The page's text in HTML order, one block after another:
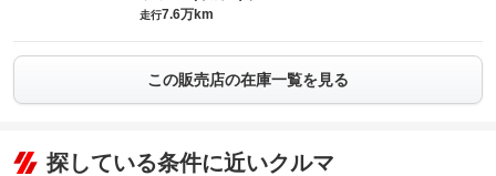
走行7.6万km
この販売店の在庫一覧を見る
探している条件に近いクルマ